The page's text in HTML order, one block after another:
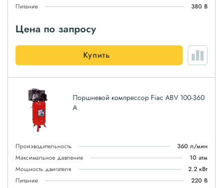
Питание
380 В
Цена по запросу
Купить
Поршневой компрессор Fiac ABV 100-360
A
Производительность
360 л/мин
Максимальное давление
10 атм
Мощность двигателя
2.2 кВт
Питание
220 В